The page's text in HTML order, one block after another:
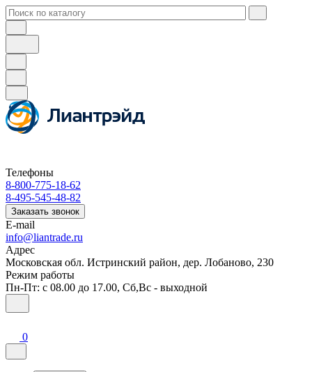
Телефоны
8-800-775-18-62
8-495-545-48-82
Заказать звонок
E-mail
info@liantrade.ru
Адрес
Московская обл. Истринский район, дер. Лобаново, 230
Режим работы
Пн-Пт: c 08.00 до 17.00, Cб,Вс - выходной
0